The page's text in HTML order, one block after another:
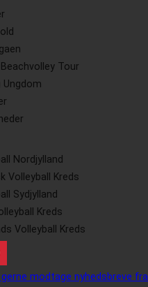
Tour
Ungdom
Nordjylland
Volleyball Kreds
Sydjylland
Kreds
Volleyball Kreds
modtage nyhedsbreve fra